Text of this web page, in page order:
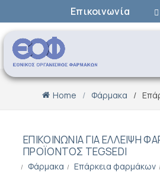
Επικοινωνία
Home Φάρμακα
ΕΠΙΚΟΙΝΩΝΙΑ ΓΙΑ ΕΛΛΕΙΨΗ
ΠΡΟΪΟΝΤΟΣ ΤEGSEDI
Φάρμακα Επάρκεια φαρμάκων